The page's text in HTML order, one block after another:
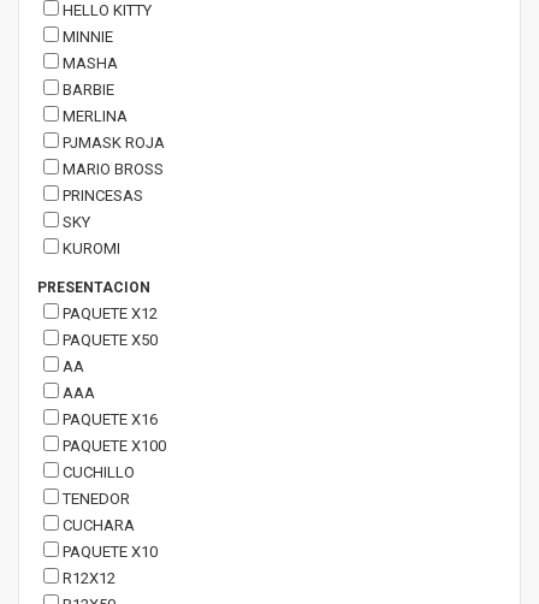
HELLO KITTY
MINNIE
MASHA
BARBIE
MERLINA
PJMASK ROJA
MARIO BROSS
PRINCESAS
SKY
KUROMI
PRESENTACION
PAQUETE X12
PAQUETE X50
AA
AAA
PAQUETE X16
PAQUETE X100
CUCHILLO
TENEDOR
CUCHARA
PAQUETE X10
R12X12